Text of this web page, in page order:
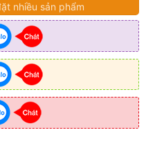
(Mức cao)
nhiều sản phẩm